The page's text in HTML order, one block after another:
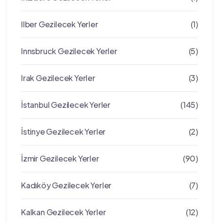
Ilber Gezilecek Yerler (1)
Innsbruck Gezilecek Yerler (5)
Irak Gezilecek Yerler (3)
İstanbul Gezilecek Yerler (145)
İstinye Gezilecek Yerler (2)
İzmir Gezilecek Yerler (90)
Kadıköy Gezilecek Yerler (7)
Kalkan Gezilecek Yerler (12)